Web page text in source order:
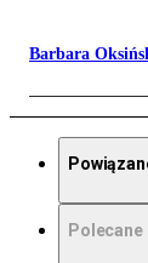
Barbara
Polecane